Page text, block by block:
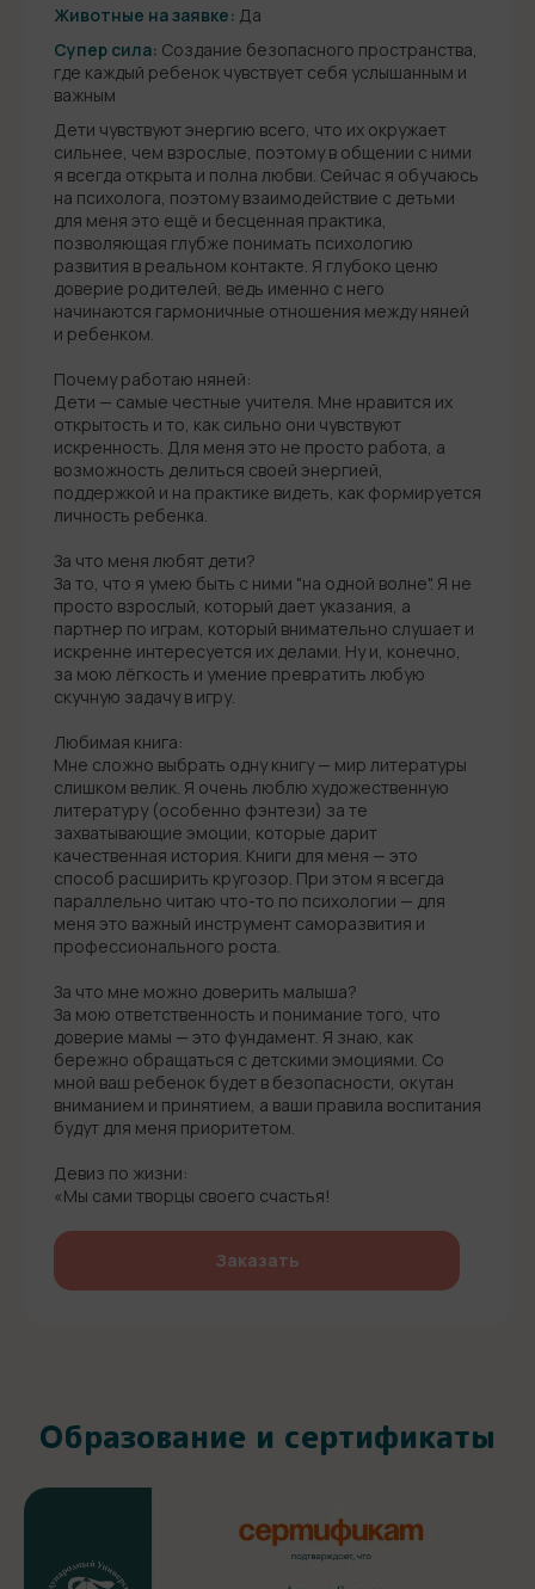
Животные на заявке: Да
Супер сила: Создание безопасного пространства,
где каждый ребенок чувствует себя услышанным и
важным
Дети чувствуют энергию всего, что их окружает
сильнее, чем взрослые, поэтому в общении с ними
я всегда открыта и полна любви. Сейчас я обучаюсь
на психолога, поэтому взаимодействие с детьми
для меня это ещё и бесценная практика,
позволяющая глубже понимать психологию
развития в реальном контакте. Я глубоко ценю
доверие родителей, ведь именно с него
начинаются гармоничные отношения между няней
и ребенком.
Почему работаю няней:
Дети — самые честные учителя. Мне нравится их
открытость и то, как сильно они чувствуют
искренность. Для меня это не просто работа, а
возможность делиться своей энергией,
поддержкой и на практике видеть, как формируется
личность ребенка.
За что меня любят дети?
За то, что я умею быть с ними "на одной волне". Я не
просто взрослый, который дает указания, а
партнер по играм, который внимательно слушает и
искренне интересуется их делами. Ну и, конечно,
за мою лёгкость и умение превратить любую
скучную задачу в игру.
Любимая книга:
Мне сложно выбрать одну книгу — мир литературы
слишком велик. Я очень люблю художественную
литературу (особенно фэнтези) за те
захватывающие эмоции, которые дарит
качественная история. Книги для меня — это
способ расширить кругозор. При этом я всегда
параллельно читаю что-то по психологии — для
меня это важный инструмент саморазвития и
профессионального роста.
За что мне можно доверить малыша?
За мою ответственность и понимание того, что
доверие мамы — это фундамент. Я знаю, как
бережно обращаться с детскими эмоциями. Со
мной ваш ребенок будет в безопасности, окутан
вниманием и принятием, а ваши правила воспитания
будут для меня приоритетом.
Девиз по жизни:
«Мы сами творцы своего счастья!
Заказать
Образование и сертификаты